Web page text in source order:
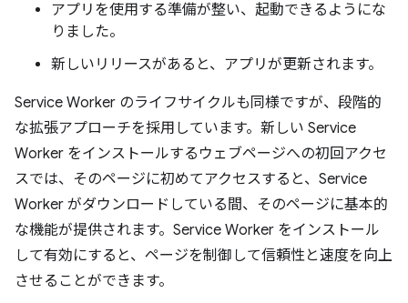
アプリを使用する準備が整い、起動できるようにな
りました。
新しいリリースがあると、アプリが更新されます。
Service Worker のライフサイクルも同様ですが、段階的
な拡張アプローチを採用しています。新しい Service
Worker をインストールするウェブページへの初回アクセ
スでは、そのページに初めてアクセスすると、Service
Worker がダウンロードしている間、そのページに基本的
な機能が提供されます。Service Worker をインストール
して有効にすると、ページを制御して信頼性と速度を向上
させることができます。